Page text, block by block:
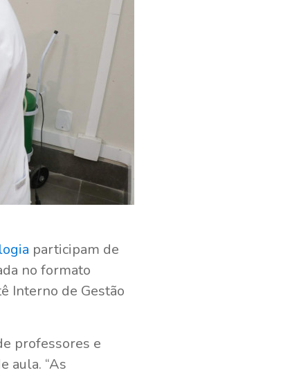
participam de
no formato
Interno de Gestão
professores e
aula. “As